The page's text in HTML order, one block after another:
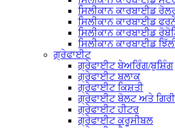
ਸਿਲੀਕਾਨ ਕਾਰਬਾਈਡ
ਸਿਲੀਕਾਨ ਕਾਰਬਾਈਡ
ਸਿਲੀਕਾਨ ਕਾਰਬਾਈਡ
ਸਿਲੀਕਾਨ ਕਾਰਬਾਈਡ
ਗ੍ਰੇਫਾਈਟ
ਗ੍ਰੇਫਾਈਟ ਬੇਅਰਿੰਗ/ਬੁਸ਼ਿੰਗ
ਗ੍ਰੇਫਾਈਟ ਬਲਾਕ
ਗ੍ਰੇਫਾਈਟ ਕਿਸ਼ਤੀ
ਗ੍ਰੇਫਾਈਟ ਬੋਲਟ ਅਤੇ
ਗ੍ਰੇਫਾਈਟ ਹੀਟਰ
ਗ੍ਰੇਫਾਈਟ ਕਰੂਸੀਬਲ